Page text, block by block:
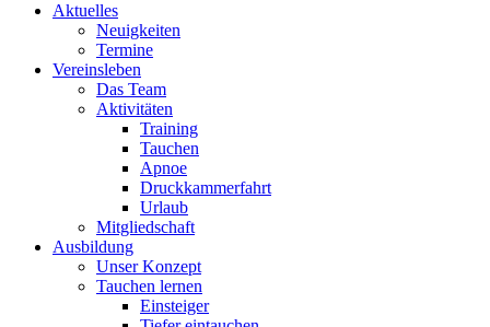
Aktuelles
Neuigkeiten
Termine
Vereinsleben
Das Team
Aktivitäten
Training
Tauchen
Apnoe
Druckkammerfahrt
Urlaub
Mitgliedschaft
Ausbildung
Unser Konzept
Tauchen lernen
Einsteiger